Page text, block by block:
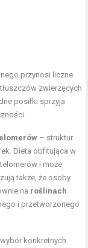
przynosi liczne
zwierzęcych
posiłki sprzyja
– struktur
Dieta obfitująca w
i może
także, że osoby
na roślinach
i przetworzonego
konkretnych